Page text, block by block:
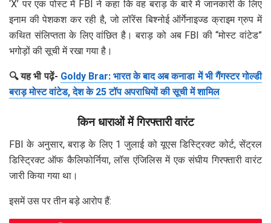
‘X’ पर एक पोस्ट में FBI ने कहा कि वह बराड़ के बारे में जानकारी के लिए
इनाम की पेशकश कर रही है, जो लॉरेंस बिश्नोई ऑर्गेनाइज्ड क्राइम ग्रुप में
कथित संलिप्तता के लिए वांछित है। बराड़ को अब FBI की “मोस्ट वांटेड”
भगोड़ों की सूची में रखा गया है।
🔍 यह भी पढ़ें- Goldy Brar: भारत के बाद अब कनाडा में भी गैंगस्टर गोल्डी
बराड़ मोस्ट वांटेड, देश के 25 टॉप अपराधियों की सूची में शामिल
किन धाराओं में गिरफ्तारी वारंट
FBI के अनुसार, बराड़ के लिए 1 जुलाई को यूएस डिस्ट्रिक्ट कोर्ट, सेंट्रल
डिस्ट्रिक्ट ऑफ कैलिफोर्निया, लॉस एंजिलिस में एक संघीय गिरफ्तारी वारंट
जारी किया गया था।
इसमें उस पर तीन बड़े आरोप हैं: